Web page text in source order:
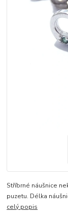
Stříbrné náušnice
puzetu. Délka
celý popis